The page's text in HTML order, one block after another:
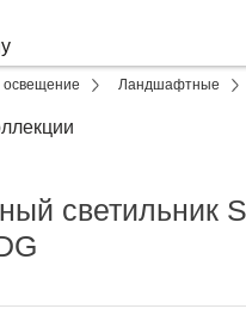
освещение Ландшафтные
светильник